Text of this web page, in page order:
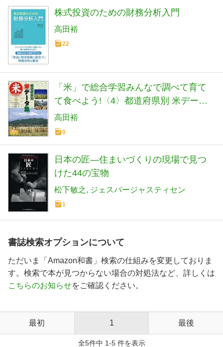
株式投資のための財務分析入門
高田裕
22
「米」で総合学習みんなで調べて育て
て食べよう!〈4〉都道府県別 米データ
集
高田裕
0
日本の匠―住まいづくりの現場で見つ
けた44の宝物
松下敏之 ジェスパージャスティセン
1
書誌検索オプションについて
ただいま「Amazon和書」検索の仕組みを変更しておりま
す。検索で本が見つからない場合の対処法など、詳しくは
こちらのお知らせをご確認ください。
最初 1 最後
全5件中 1-5 件を表示